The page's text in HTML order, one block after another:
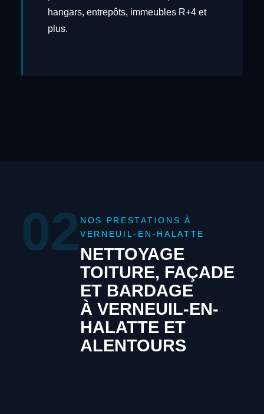
hangars, entrepôts, immeubles R+4 et
plus.
02 NOS PRESTATIONS À
VERNEUIL-EN-HALATTE
NETTOYAGE
TOITURE, FAÇADE
ET BARDAGE
À VERNEUIL-EN-
HALATTE ET
ALENTOURS